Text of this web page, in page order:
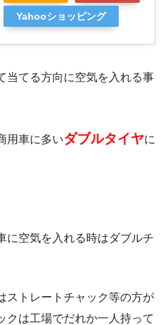
Yahooショッピング
当てる方向に空気を入れる事
用車に多いダブルタイヤに
に空気を入れる時はダブルチ
ストレートチャック等の方が
クは工場でだれか一人持って